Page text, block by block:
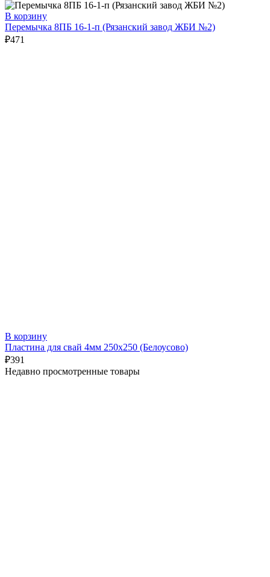
В корзину
Перемычка 8ПБ 16-1-п (Рязанский завод ЖБИ №2)
₽471
В корзину
Пластина для свай 4мм 250х250 (Белоусово)
₽391
Недавно просмотренные товары